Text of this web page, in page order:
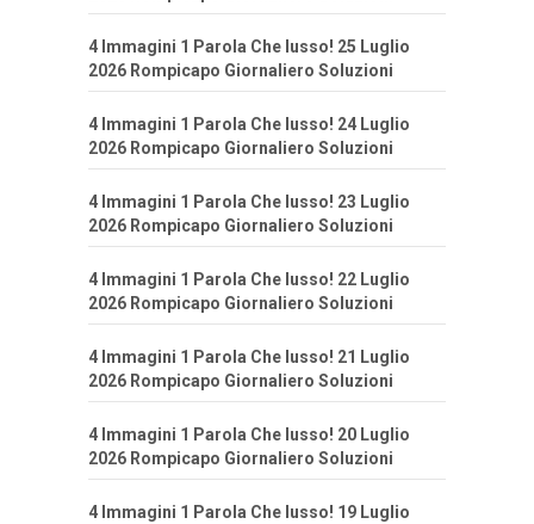
4 Immagini 1 Parola Che lusso! 25 Luglio
2026 Rompicapo Giornaliero Soluzioni
4 Immagini 1 Parola Che lusso! 24 Luglio
2026 Rompicapo Giornaliero Soluzioni
4 Immagini 1 Parola Che lusso! 23 Luglio
2026 Rompicapo Giornaliero Soluzioni
4 Immagini 1 Parola Che lusso! 22 Luglio
2026 Rompicapo Giornaliero Soluzioni
4 Immagini 1 Parola Che lusso! 21 Luglio
2026 Rompicapo Giornaliero Soluzioni
4 Immagini 1 Parola Che lusso! 20 Luglio
2026 Rompicapo Giornaliero Soluzioni
4 Immagini 1 Parola Che lusso! 19 Luglio